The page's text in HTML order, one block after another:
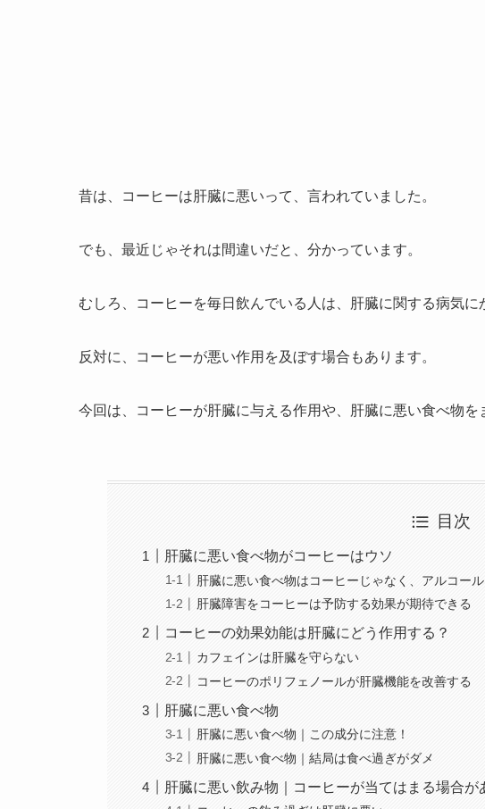
昔は、コーヒーは肝臓に悪いって、言われていました。
でも、最近じゃそれは間違いだと、分かっています。
むしろ、コーヒーを毎日飲んでいる人は、肝臓に関する病気に
反対に、コーヒーが悪い作用を及ぼす場合もあります。
今回は、コーヒーが肝臓に与える作用や、肝臓に悪い食べ物を
目次
肝臓に悪い食べ物がコーヒーはウソ
肝臓に悪い食べ物はコーヒーじゃなく、アルコール
肝臓障害をコーヒーは予防する効果が期待できる
コーヒーの効果効能は肝臓にどう作用する？
カフェインは肝臓を守らない
コーヒーのポリフェノールが肝臓機能を改善する
肝臓に悪い食べ物
肝臓に悪い食べ物｜この成分に注意！
肝臓に悪い食べ物｜結局は食べ過ぎがダメ
肝臓に悪い飲み物｜コーヒーが当てはまる場合が